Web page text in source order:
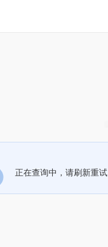
正在查询中，请刷新重试